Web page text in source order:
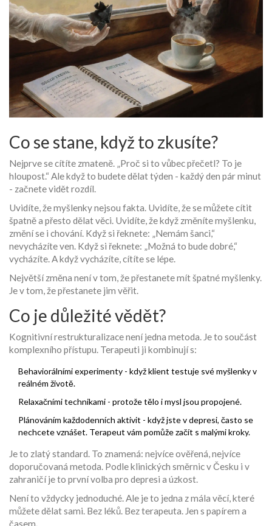
Co se stane, když to zkusíte?
Nejprve se cítíte zmateně. „Proč si to vůbec přečetl? To je
hloupost.“ Ale když to budete dělat týden - každý den pár minut
- začnete vidět rozdíl.
Uvidíte, že myšlenky nejsou fakta. Uvidíte, že se můžete cítit
špatně a přesto dělat věci. Uvidíte, že když změníte myšlenku,
změní se i chování. Když si řeknete: „Nemám šanci,“
nevycházíte ven. Když si řeknete: „Možná to bude dobré,“
vycházíte. A když vycházíte, cítíte se lépe.
Největší změna není v tom, že přestanete mít špatné myšlenky.
Je v tom, že přestanete jim věřit.
Co je důležité vědět?
Kognitivní restrukturalizace není jedna metoda. Je to součást
komplexního přístupu. Terapeuti ji kombinují s:
Behaviorálními experimenty - když klient testuje své myšlenky v
reálném životě.
Relaxačními technikami - protože tělo i mysl jsou propojené.
Plánováním každodenních aktivit - když jste v depresi, často se
nechcete vznášet. Terapeut vám pomůže začít s malými kroky.
Je to zlatý standard. To znamená: nejvíce ověřená, nejvíce
doporučovaná metoda. Podle klinických směrnic v Česku i v
zahraničí je to první volba pro depresi a úzkost.
Není to vždycky jednoduché. Ale je to jedna z mála věcí, které
můžete dělat sami. Bez léků. Bez terapeuta. Jen s papírem a
časem.